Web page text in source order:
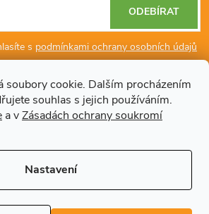
soubory cookie. Dalším procházením
souhlas s jejich používáním.
a vZásadách ochrany soukromí
Nastavení
s podmínkami ochrany osobních údajů
ODEBÍRAT
. Všechna práva vyhrazena.Upravit nastavení
cookies